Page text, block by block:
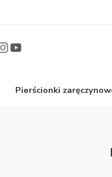
Pierścionki